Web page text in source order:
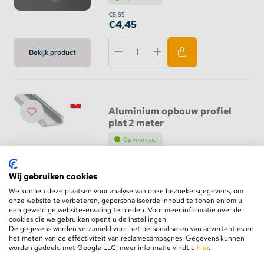
Bekijk product
€8,95
€4,45
Aluminium opbouw profiel
plat 2 meter
Op voorraad
D profiel Einddop Grijs
Wij gebruiken cookies
We kunnen deze plaatsen voor analyse van onze bezoekersgegevens, om
onze website te verbeteren, gepersonaliseerde inhoud te tonen en om u
een geweldige website-ervaring te bieden. Voor meer informatie over de
cookies die we gebruiken opent u de instellingen.
De gegevens worden verzameld voor het personaliseren van advertenties en
het meten van de effectiviteit van reclamecampagnes. Gegevens kunnen
worden gedeeld met Google LLC, meer informatie vindt u hier.